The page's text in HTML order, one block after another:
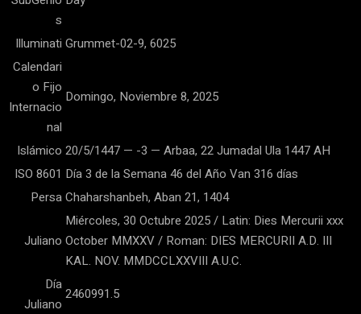
s
Illuminati Grummet-02-9, 6025
Calendari
o Fijo
Internacio
nal
Domingo, Noviembre 8, 2025
Islámico 20/5/1447 — -3 — Arbaa, 22 Jumadal Ula 1447 AH
ISO 8601 Día 3 de la Semana 46 del Año Van 316 días
PersaChaharshanbeh, Aban 21, 1404
Juliano
Miércoles, 30 Octubre 2025 / Latin: Dies Mercurii xxx
October MMXXV / Roman: DIES MERCURII A.D. III
KAL. NOV. MMDCCLXXVIII A.U.C.
Día
Juliano
2460991.5